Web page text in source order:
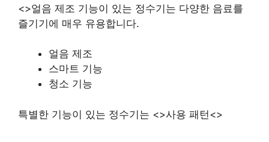
<>얼음 제조 기능이 있는 정수기는 다양한 음료를
즐기기에 매우 유용합니다.
얼음 제조
스마트 기능
청소 기능
특별한 기능이 있는 정수기는 <>사용 패턴<>